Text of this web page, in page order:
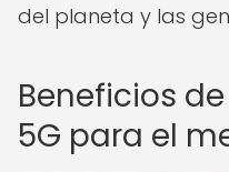
del planeta y las
Beneficios
5G para el